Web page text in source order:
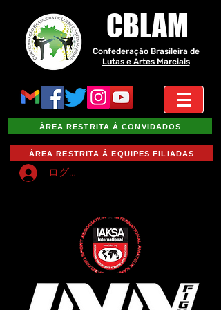
CBLAM
Confederação Brasileira de
Lutas e Artes Marciais
ÁREA RESTRITA À CONVIDADOS
ÁREA RESTRITA À EQUIPES FILIADAS
ログイン